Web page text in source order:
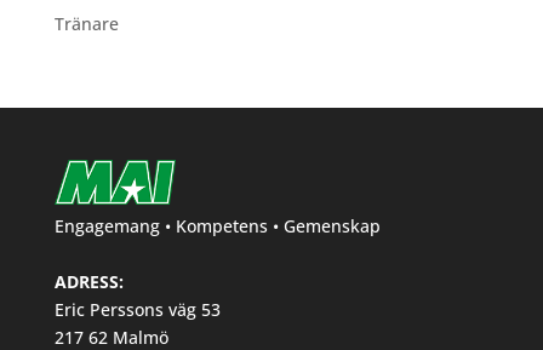
Tränare
Engagemang • Kompetens • Gemenskap
ADRESS:
Eric Perssons väg 53
217 62 Malmö